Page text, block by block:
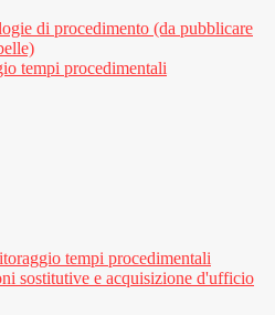
di procedimento (da pubblicare
tempi procedimentali
tempi procedimentali
sostitutive e acquisizione d'ufficio